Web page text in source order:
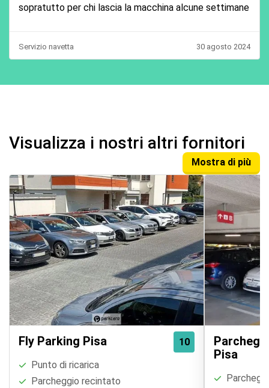
sopratutto per chi lascia la macchina alcune settimane
Servizio navetta 30 agosto 2024
Visualizza i nostri altri fornitori
Mostra di più
10
Fly Parking Pisa
Punto di ricarica
Parcheggio recintato
Pisa